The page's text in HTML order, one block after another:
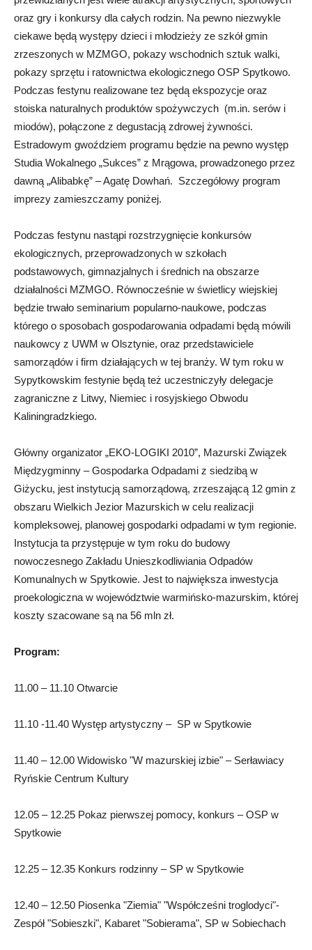
oraz gry i konkursy dla całych rodzin. Na pewno niezwykle
ciekawe będą występy dzieci i młodzieży ze szkół gmin
zrzeszonych w MZMGO, pokazy wschodnich sztuk walki,
pokazy sprzętu i ratownictwa ekologicznego OSP Spytkowo.
Podczas festynu realizowane tez będą ekspozycje oraz
stoiska naturalnych produktów spożywczych (m.in. serów i
miodów), połączone z degustacją zdrowej żywności.
Estradowym gwoździem programu będzie na pewno występ
Studia Wokalnego „Sukces” z Mrągowa, prowadzonego przez
dawną „Alibabkę” – Agatę Dowhań. Szczegółowy program
imprezy zamieszczamy poniżej.
Podczas festynu nastąpi rozstrzygnięcie konkursów
ekologicznych, przeprowadzonych w szkołach
podstawowych, gimnazjalnych i średnich na obszarze
działalności MZMGO. Równocześnie w świetlicy wiejskiej
będzie trwało seminarium popularno-naukowe, podczas
którego o sposobach gospodarowania odpadami będą mówili
naukowcy z UWM w Olsztynie, oraz przedstawiciele
samorządów i firm działających w tej branży. W tym roku w
Sypytkowskim festynie będą też uczestniczyły delegacje
zagraniczne z Litwy, Niemiec i rosyjskiego Obwodu
Kaliningradzkiego.
Główny organizator „EKO-LOGIKI 2010”, Mazurski Związek
Międzygminny – Gospodarka Odpadami z siedzibą w
Giżycku, jest instytucją samorządową, zrzeszającą 12 gmin z
obszaru Wielkich Jezior Mazurskich w celu realizacji
kompleksowej, planowej gospodarki odpadami w tym regionie.
Instytucja ta przystępuje w tym roku do budowy
nowoczesnego Zakładu Unieszkodliwiania Odpadów
Komunalnych w Spytkowie. Jest to największa inwestycja
proekologiczna w województwie warmińsko-mazurskim, której
koszty szacowane są na 56 mln zł.
Program:
11.00 – 11.10 Otwarcie
11.10 -11.40 Występ artystyczny – SP w Spytkowie
11.40 – 12.00 Widowisko "W mazurskiej izbie" – Serławiacy
Ryńskie Centrum Kultury
12.05 – 12.25 Pokaz pierwszej pomocy, konkurs – OSP w
Spytkowie
12.25 – 12.35 Konkurs rodzinny – SP w Spytkowie
12.40 – 12.50 Piosenka "Ziemia" "Współcześni troglodyci"-
Zespół "Sobieszki", Kabaret "Sobierama", SP w Sobiechach